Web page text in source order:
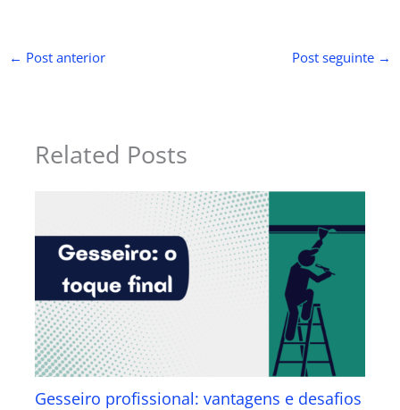
← Post anterior Post seguinte →
Related Posts
Gesseiro profissional: vantagens e desafios